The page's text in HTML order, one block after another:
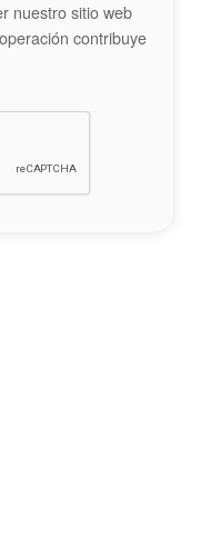
nuestro sitio web
contribuye